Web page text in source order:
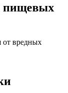
пищевых
от вредных